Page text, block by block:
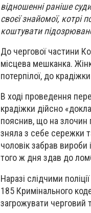
відношенні раніше
своєї знайомої, котрі
коштувати
До чергової частини
місцева мешканка.
потерпілої, до
В ході проведення
крадіжки дійсно
пояснив, що на злочин
зняла з себе сережки
чоловік забрав
того ж дня здав до
Наразі слідчими
185 Кримінального
загрожувати черговий